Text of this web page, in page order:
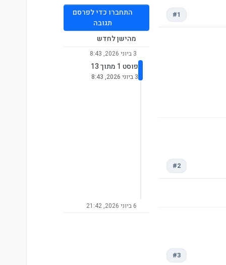
#1
#2
#3
התחברו כדי לפרסם
תגובה
מהישן לחדש
3 ביוני 2026, 8:43
פוסט 1 מתוך 13
3 ביוני 2026, 8:43
6 ביוני 2026, 21:42